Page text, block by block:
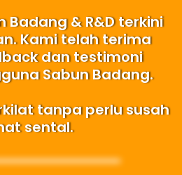
Badang & R&D terkini
Kami telah terima
dan testimoni
Sabun Badang.
tanpa perlu susah
sental.